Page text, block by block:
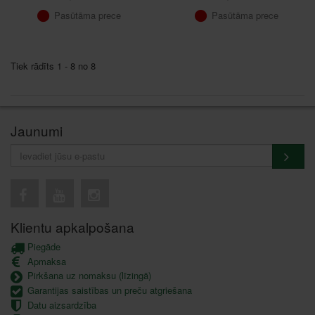
Pasūtāma prece Pasūtāma prece
Tiek rādīts 1 - 8 no 8
Jaunumi
Klientu apkalpošana
Piegāde
Apmaksa
Pirkšana uz nomaksu (līzingā)
Garantijas saistības un preču atgriešana
Datu aizsardzība